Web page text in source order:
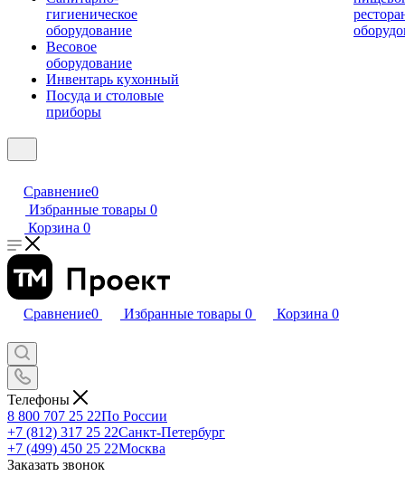
гигиеническое
оборудование
Весовое
оборудование
Инвентарь кухонный
Посуда и столовые
приборы
Сравнение0
Избранные товары 0
Корзина 0
Сравнение0 Избранные товары 0 Корзина 0
Телефоны
8 800 707 25 22По России
+7 (812) 317 25 22Санкт-Петербург
+7 (499) 450 25 22Москва
Заказать звонок